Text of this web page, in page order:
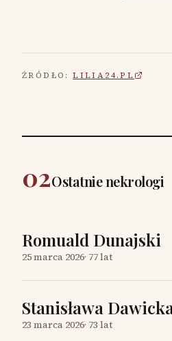
ŹRÓDŁO: LILIA24.PL
02Ostatnie nekrologi
Romuald Dunajski
25 marca 2026· 77 lat
Stanisława
23 marca 2026· 73 lat